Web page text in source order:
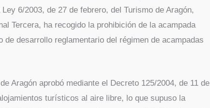
6/2003, de 27 de febrero, del Turismo de Aragón,
Tercera, ha recogido la prohibición de la acampada
de desarrollo reglamentario del régimen de acampadas
Aragón aprobó mediante el Decreto 125/2004, de 11 de
turísticos al aire libre, lo que supuso la